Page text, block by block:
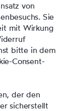
von
Sie
mit Wirkung
bitte in dem
Consent-
der den
sicherstellt